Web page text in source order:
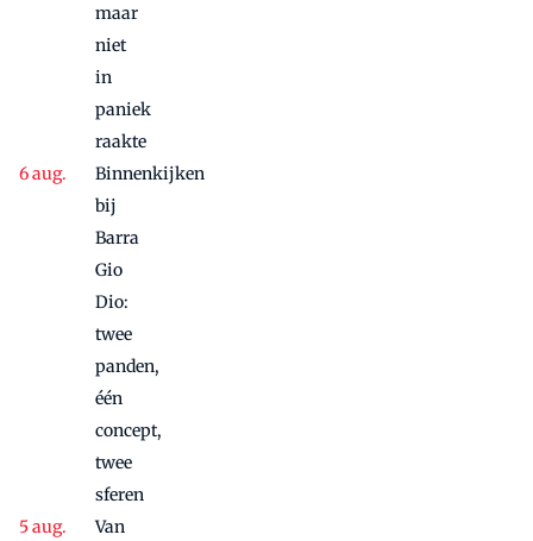
maar
niet
in
paniek
raakte
Binnenkijken
bij
Barra
Gio
Dio:
twee
panden,
één
concept,
twee
sferen
Van